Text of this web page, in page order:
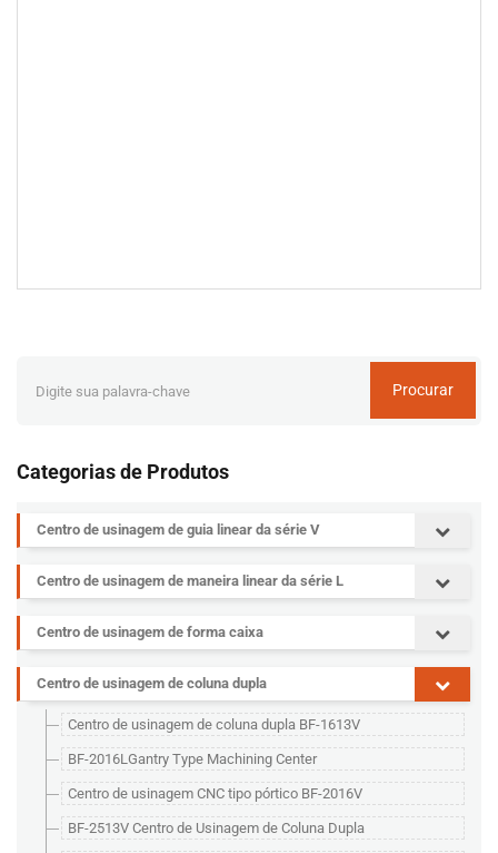
Procurar
Categorias de Produtos
Centro de usinagem de guia linear da série V
Centro de usinagem de maneira linear da série L
Centro de usinagem de forma caixa
Centro de usinagem de coluna dupla
Centro de usinagem de coluna dupla BF-1613V
BF-2016LGantry Type Machining Center
Centro de usinagem CNC tipo pórtico BF-2016V
BF-2513V Centro de Usinagem de Coluna Dupla